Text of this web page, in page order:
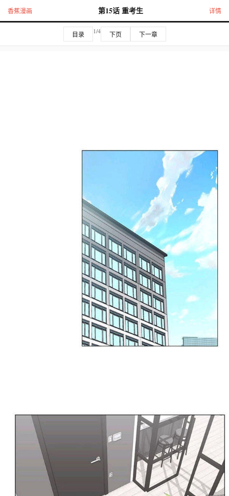
香蕉漫画 第15话 重考生 详情
目录 1/4 下页 下一章